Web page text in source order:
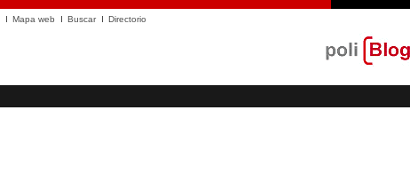
Mapa web Buscar Directorio